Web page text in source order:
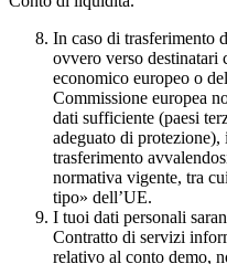
In caso di trasferimento
ovvero verso destinatari
economico europeo o
Commissione europea
dati sufficiente (paesi
adeguato di
trasferimento
normativa vigente, tra
tipo» dell’UE.
I tuoi dati personali
Contratto di servizi
relativo al conto demo,